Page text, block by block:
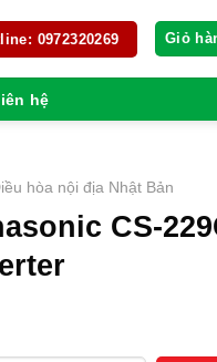
0972320269 Giỏ
hệ
hòa nội địa Nhật Bản
CS-